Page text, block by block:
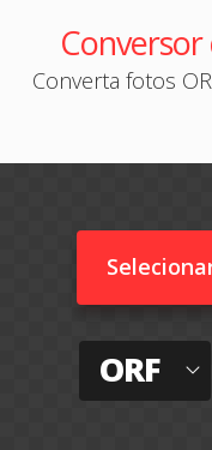
Conversor
Converta fotos
ORF